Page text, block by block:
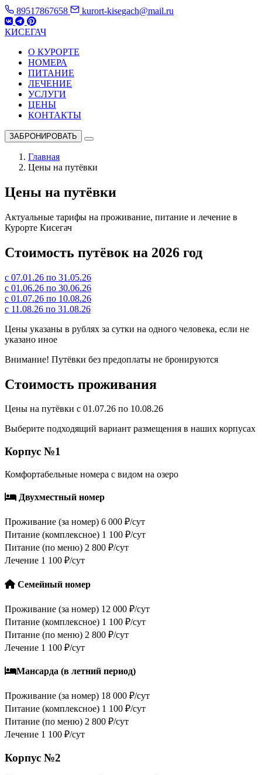
89517867658 kurort-kisegach@mail.ru
КИСЕГАЧ
О КУРОРТЕ
НОМЕРА
ПИТАНИЕ
ЛЕЧЕНИЕ
УСЛУГИ
ЦЕНЫ
КОНТАКТЫ
ЗАБРОНИРОВАТЬ
Главная
Цены на путёвки
Цены на путёвки
Актуальные тарифы на проживание, питание и лечение в
Курорте Кисегач
Стоимость путёвок на 2026 год
с 07.01.26 по 31.05.26
с 01.06.26 по 30.06.26
с 01.07.26 по 10.08.26
с 11.08.26 по 31.08.26
Цены указаны в рублях за сутки на одного человека, если не
указано иное
Внимание! Путёвки без предоплаты не бронируются
Стоимость проживания
Цены на путёвки с 01.07.26 по 10.08.26
Выберите подходящий вариант размещения в наших корпусах
Корпус №1
Комфортабельные номера с видом на озеро
Двухместный номер
Проживание (за номер) 6 000 ₽/сут
Питание (комплексное) 1 100 ₽/сут
Питание (по меню) 2 800 ₽/сут
Лечение 1 100 ₽/сут
Семейный номер
Проживание (за номер) 12 000 ₽/сут
Питание (комплексное) 1 100 ₽/сут
Питание (по меню) 2 800 ₽/сут
Лечение 1 100 ₽/сут
Мансарда (в летний период)
Проживание (за номер) 18 000 ₽/сут
Питание (комплексное) 1 100 ₽/сут
Питание (по меню) 2 800 ₽/сут
Лечение 1 100 ₽/сут
Корпус №2